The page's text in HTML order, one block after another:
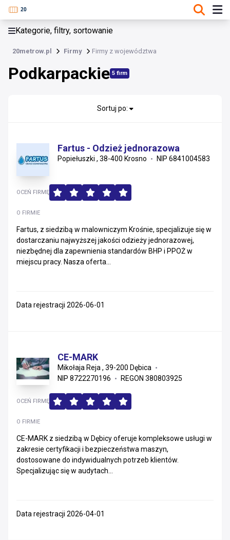
Kategorie, filtry, sortowanie
20metrow.pl Firmy Firmy z województwa
Podkarpackie 5 firm
Firmy
Łódzkie
Dolnośląskie
Pomorskie
Małopolskie
Śląskie
Świętokrzyskie
Opolskie
Podlaskie
Sortuj po:
Fartus - Odzież jednorazowa
Popiełuszki , 38-400 Krosno NIP 6841004583
O FIRMIE
Fartus, z siedzibą w malowniczym Krośnie, specjalizuje się w
dostarczaniu najwyższej jakości odzieży jednorazowej,
niezbędnej dla zapewnienia standardów BHP i PPOŻ w
miejscu pracy. Nasza oferta...
OCEŃ FIRMĘ
Data rejestracji 2026-06-01
CE-MARK
Mikołaja Reja , 39-200 Dębica
NIP 8722270196
REGON 380803925
O FIRMIE
CE-MARK z siedzibą w Dębicy oferuje kompleksowe usługi w
zakresie certyfikacji i bezpieczeństwa maszyn,
dostosowane do indywidualnych potrzeb klientów.
Specjalizując się w audytach...
OCEŃ FIRMĘ
Data rejestracji 2026-04-01